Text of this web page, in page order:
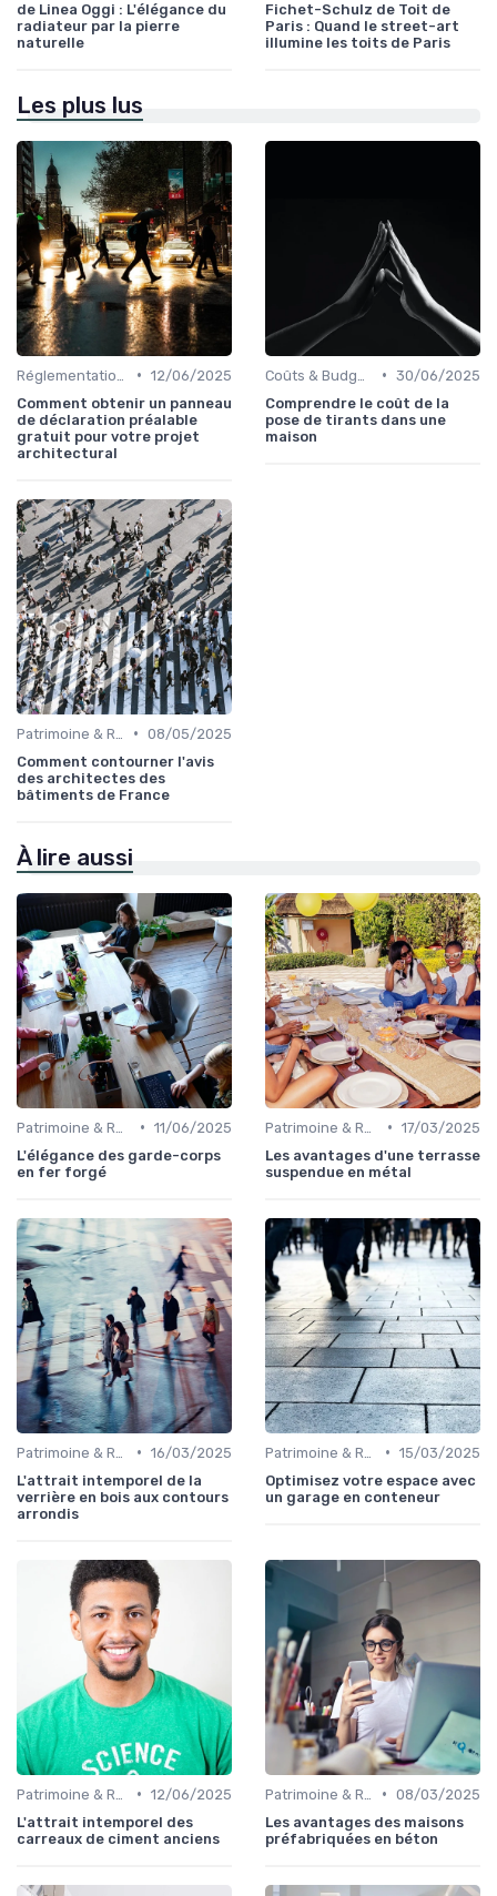
de Linea Oggi : L'élégance du
radiateur par la pierre
naturelle
Fichet-Schulz de Toit de
Paris : Quand le street-art
illumine les toits de Paris
Les plus lus
• 12/06/2025
Comment obtenir un panneau
de déclaration préalable
gratuit pour votre projet
architectural
• 30/06/2025
Comprendre le coût de la
pose de tirants dans une
maison
• 08/05/2025
Comment contourner l'avis
des architectes des
bâtiments de France
À lire aussi
• 11/06/2025
L'élégance des garde-corps
en fer forgé
• 17/03/2025
Les avantages d'une terrasse
suspendue en métal
• 16/03/2025
L'attrait intemporel de la
verrière en bois aux contours
arrondis
• 15/03/2025
Optimisez votre espace avec
un garage en conteneur
• 12/06/2025
L'attrait intemporel des
carreaux de ciment anciens
• 08/03/2025
Les avantages des maisons
préfabriquées en béton